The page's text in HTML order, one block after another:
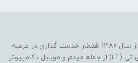
فروشگاه موبایل آی تی تل از سال 1380 افتخار خدمت گذاری در عرصه
تولید و توزیع محصولات آی تی (i.T) از جمله مودم و موبایل ، کامپیوتر